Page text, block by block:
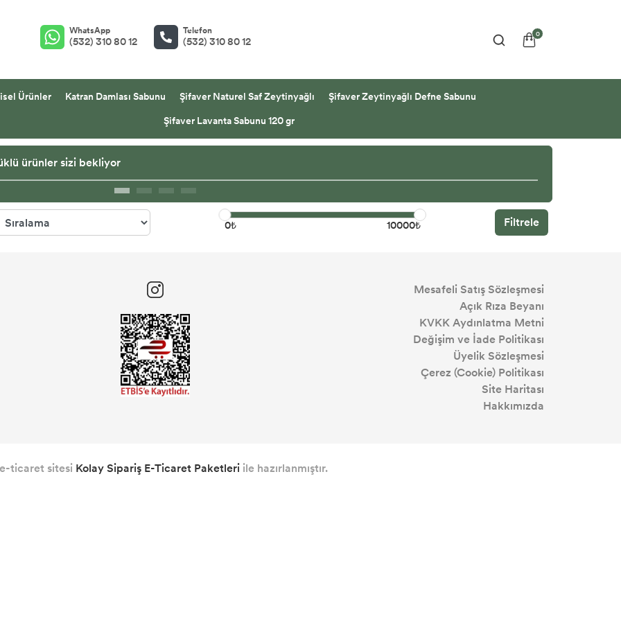
WhatsApp
(532) 310 80 12
Telefon
(532) 310 80 12
0
Ürünler Katran Damlası Sabunu Şifaver Naturel Saf Zeytinyağlı
Şifaver Zeytinyağlı Defne Sabunu
Şifaver Lavanta Sabunu 120 gr
ürünler sizi bekliyor
0₺ 10000₺ Filtrele
Mesafeli Satış Sözleşmesi
Açık Rıza Beyanı
KVKK Aydınlatma Metni
Değişim ve İade Politikası
Üyelik Sözleşmesi
Çerez (Cookie) Politikası
Site Haritası
Hakkımızda
ticaret sitesi Kolay Sipariş E-Ticaret Paketleriile hazırlanmıştır.